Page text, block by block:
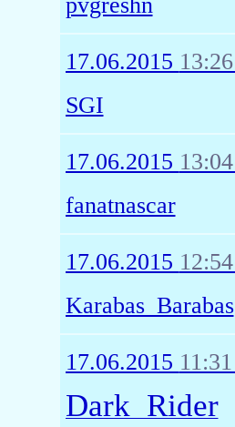
17.06.2015
SGI
17.06.2015
fanatnascar
17.06.2015
Karabas_Barabas
17.06.2015
Dark_Rider